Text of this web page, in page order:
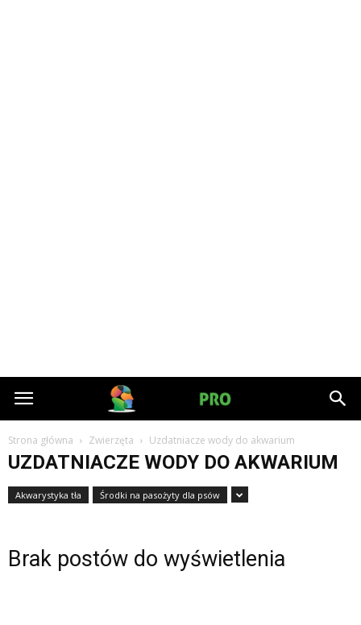
HumanPRO.pl
Strona główna Zwierzęta Uzdatniacze wody do akwarium
UZDATNIACZE WODY DO AKWARIUM
Akwarystyka tła Środki na pasożyty dla psów
Brak postów do wyświetlenia